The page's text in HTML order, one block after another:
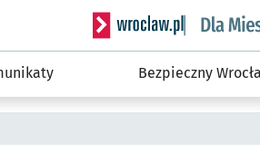
Serwis informacyjny
Bezpieczny